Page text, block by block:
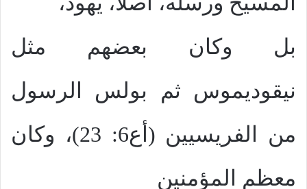
بل وكان بعضهم مثل
نيقوديموس ثم بولس الرسول
من الفريسيين (أع6: 23)، وكان
معظم المؤمنين